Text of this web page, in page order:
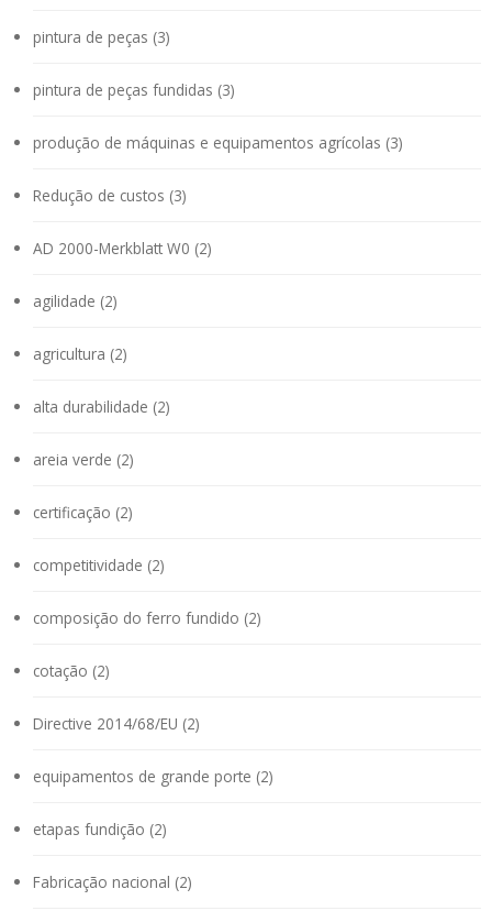
pintura de peças (3)
pintura de peças fundidas (3)
produção de máquinas e equipamentos agrícolas (3)
Redução de custos (3)
AD 2000-Merkblatt W0 (2)
agilidade (2)
agricultura (2)
alta durabilidade (2)
areia verde (2)
certificação (2)
competitividade (2)
composição do ferro fundido (2)
cotação (2)
Directive 2014/68/EU (2)
equipamentos de grande porte (2)
etapas fundição (2)
Fabricação nacional (2)